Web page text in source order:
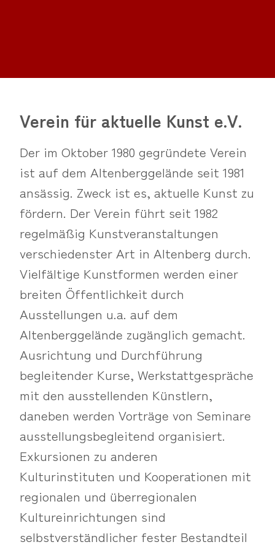
Verein für aktuelle Kunst e.V.
Der im Oktober 1980 gegründete Verein
ist auf dem Altenberggelände seit 1981
ansässig. Zweck ist es, aktuelle Kunst zu
fördern. Der Verein führt seit 1982
regelmäßig Kunstveranstaltungen
verschiedenster Art in Altenberg durch.
Vielfältige Kunstformen werden einer
breiten Öffentlichkeit durch
Ausstellungen u.a. auf dem
Altenberggelände zugänglich gemacht.
Ausrichtung und Durchführung
begleitender Kurse, Werkstattgespräche
mit den ausstellenden Künstlern,
daneben werden Vorträge von Seminare
ausstellungsbegleitend organisiert.
Exkursionen zu anderen
Kulturinstituten und Kooperationen mit
regionalen und überregionalen
Kultureinrichtungen sind
selbstverständlicher fester Bestandteil